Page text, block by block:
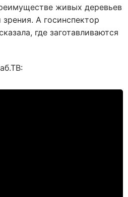
живых деревьев
А госинспектор
где заготавливаются